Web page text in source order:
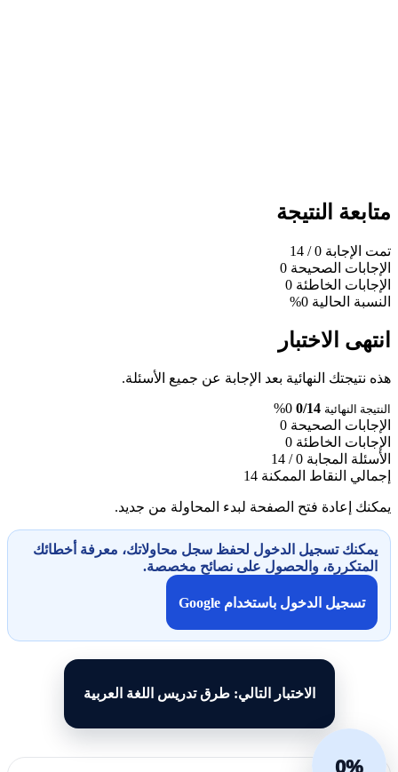
متابعة النتيجة
تمت الإجابة 0
/ 14
الإجابات الصحيحة 0
الإجابات الخاطئة 0
النسبة الحالية 0%
انتهى الاختبار
هذه نتيجتك النهائية بعد الإجابة عن جميع الأسئلة.
النتيجة النهائية 0/14
0%
الإجابات الصحيحة 0
الإجابات الخاطئة 0
الأسئلة المجابة 0 / 14
إجمالي النقاط الممكنة 14
يمكنك إعادة فتح الصفحة لبدء المحاولة من جديد.
يمكنك تسجيل الدخول لحفظ سجل محاولاتك، معرفة أخطائك
المتكررة، والحصول على نصائح مخصصة.
تسجيل الدخول باستخدام Google
الاختبار التالي: طرق تدريس اللغة العربية
0%